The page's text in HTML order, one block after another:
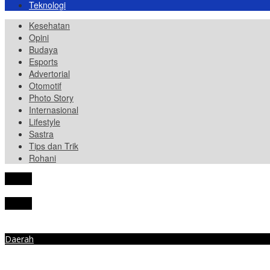
Teknologi
Kesehatan
Opini
Budaya
Esports
Advertorial
Otomotif
Photo Story
Internasional
Lifestyle
Sastra
Tips dan Trik
Rohani
Daerah